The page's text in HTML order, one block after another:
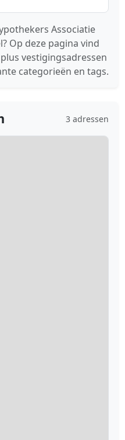
Associatie
Op deze pagina vind
vestigingsadressen
categorieën en tags.
3 adressen